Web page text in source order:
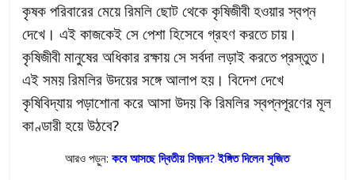
কৃষক পরিবারের মেয়ে রিমলি ছোট থেকে কৃষিজীবী হওয়ার স্বপ্ন
দেখে। এই কাজকেই সে পেশা হিসেবে গ্রহণ করতে চায়।
কৃষিজীবী মানুষের অধিকার রক্ষায় সে সর্বদা লড়াই করতে প্রস্তুত।
এই সময় রিমলির উদয়ের সঙ্গে আলাপ হয়। বিদেশ দেখে
কৃষিবিদ্যায় পড়াশোনা করে আসা উদয় কি রিমলির স্বপ্নপূরণের মূল
কাণ্ডারী হয়ে উঠবে?
আরও পড়ুন:কবে আসছে দ্বিতীয় সিজ়ন? ইঙ্গিত দিলেন সৃজিত